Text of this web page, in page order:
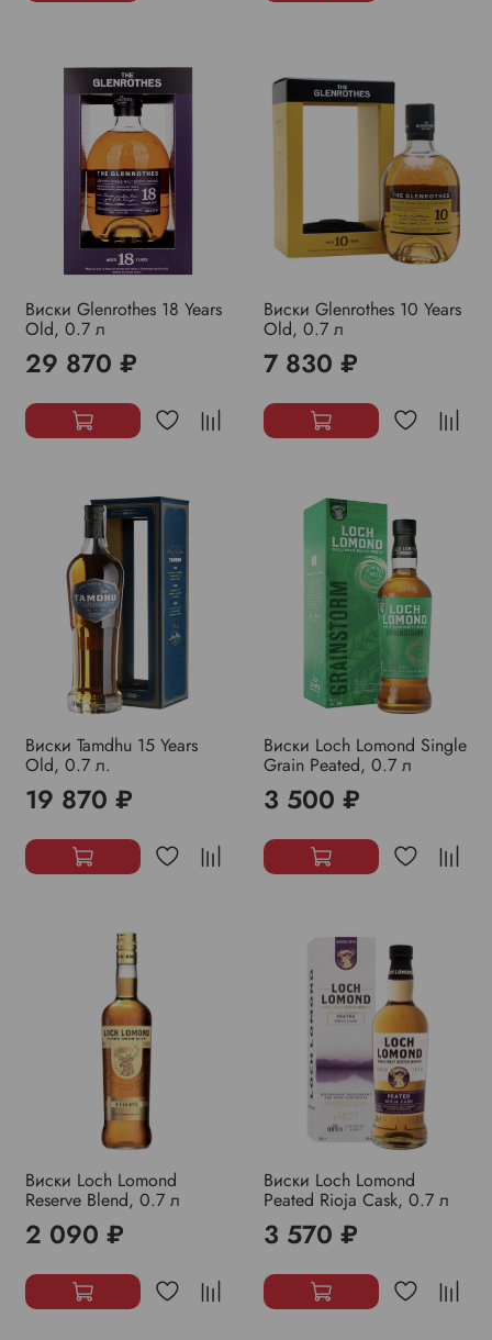
Виски Glenrothes 18 Years
Old, 0.7 л
29 870 ₽
Виски Glenrothes 10 Years
Old, 0.7 л
7 830 ₽
Виски Tamdhu 15 Years
Old, 0.7 л.
19 870 ₽
Виски Loch Lomond Single
Grain Peated, 0.7 л
3 500 ₽
Виски Loch Lomond
Reserve Blend, 0.7 л
2 090 ₽
Виски Loch Lomond
Peated Rioja Cask, 0.7 л
3 570 ₽